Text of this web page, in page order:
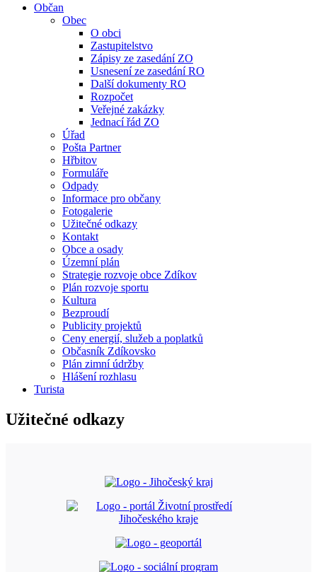
Občan
Obec
O obci
Zastupitelstvo
Zápisy ze zasedání ZO
Usnesení ze zasedání RO
Další dokumenty RO
Rozpočet
Veřejné zakázky
Jednací řád ZO
Úřad
Pošta Partner
Hřbitov
Formuláře
Odpady
Informace pro občany
Fotogalerie
Užitečné odkazy
Kontakt
Obce a osady
Územní plán
Strategie rozvoje obce Zdíkov
Plán rozvoje sportu
Kultura
Bezproudí
Publicity projektů
Ceny energií, služeb a poplatků
Občasník Zdíkovsko
Plán zimní údržby
Hlášení rozhlasu
Turista
Užitečné odkazy